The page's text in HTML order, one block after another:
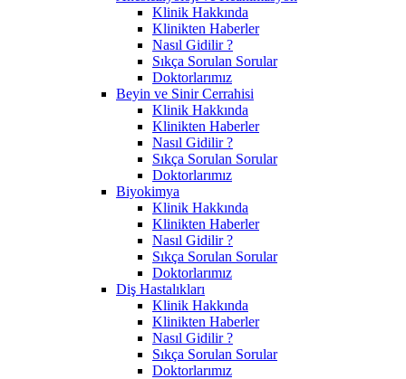
Klinik Hakkında
Klinikten Haberler
Nasıl Gidilir ?
Sıkça Sorulan Sorular
Doktorlarımız
Beyin ve Sinir Cerrahisi
Klinik Hakkında
Klinikten Haberler
Nasıl Gidilir ?
Sıkça Sorulan Sorular
Doktorlarımız
Biyokimya
Klinik Hakkında
Klinikten Haberler
Nasıl Gidilir ?
Sıkça Sorulan Sorular
Doktorlarımız
Diş Hastalıkları
Klinik Hakkında
Klinikten Haberler
Nasıl Gidilir ?
Sıkça Sorulan Sorular
Doktorlarımız